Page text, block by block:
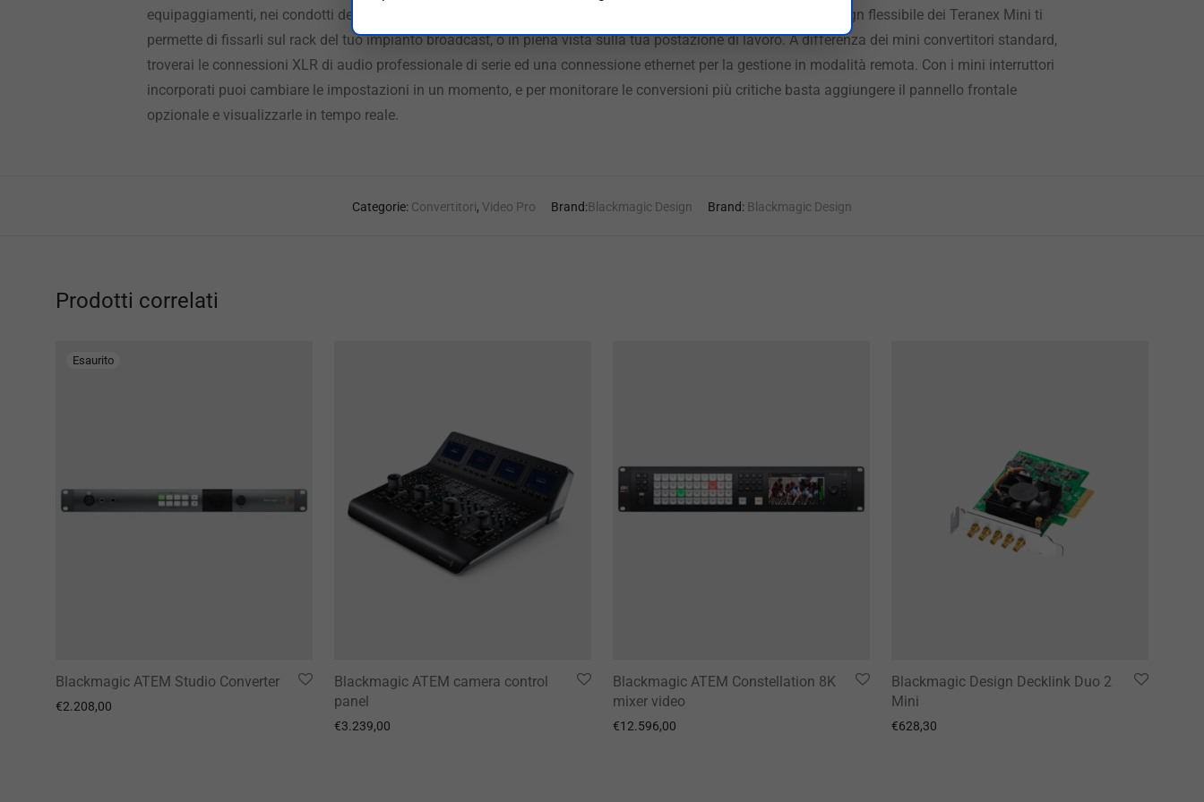
equipaggiamenti, nei condotti dei cavi elettrici, oppure connessi alle televisioni per il monitoraggio. Il nuovo design flessibile dei Teranex Mini ti
permette di fissarli sul rack del tuo impianto broadcast, o in piena vista sulla tua postazione di lavoro. A differenza dei mini convertitori standard,
troverai le connessioni XLR di audio professionale di serie ed una connessione ethernet per la gestione in modalità remota. Con i mini interruttori
incorporati puoi cambiare le impostazioni in un momento, e per monitorare le conversioni più critiche basta aggiungere il pannello frontale
opzionale e visualizzarle in tempo reale.
Categorie: Convertitori, Video Pro Brand:Blackmagic Design Brand: Blackmagic Design
Prodotti correlati
Blackmagic ATEM Studio Converter
€2.208,00
Blackmagic ATEM camera control
panel
€3.239,00
Blackmagic ATEM Constellation 8K
mixer video
€12.596,00
Blackmagic Design Decklink Duo 2
Mini
€628,30